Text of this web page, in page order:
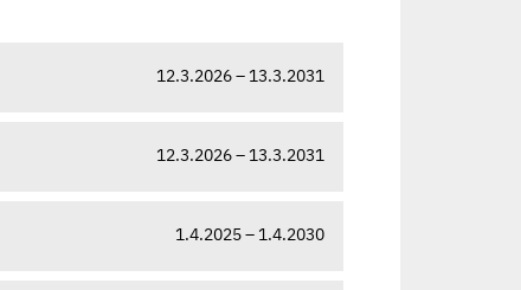
12.3.2026 – 13.3.2031
12.3.2026 – 13.3.2031
1.4.2025 – 1.4.2030